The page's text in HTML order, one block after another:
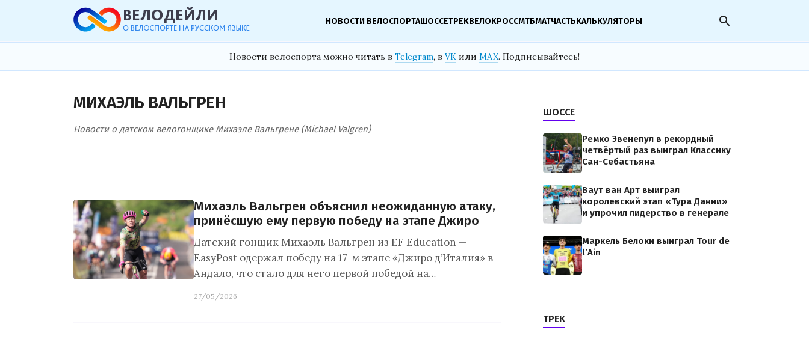
НОВОСТИ ВЕЛОСПОРТАШОССЕТРЕКВЕЛОКРОССМТБМАТЧАСТЬКАЛЬКУЛЯТОРЫ search
Новости велоспорта можно читать в Telegram, в VK или MAX. Подписывайтесь!
МИХАЭЛЬ ВАЛЬГРЕН
Новости о датском велогонщике Михаэле Вальгрене (Michael Valgren)
Михаэль Вальгрен объяснил неожиданную атаку,
принёсшую ему первую победу на этапе Джиро
Датский гонщик Михаэль Вальгрен из EF Education —
EasyPost одержал победу на 17-м этапе «Джиро д’Италия» в
Андало, что стало для него первой победой на…
27/05/2026
ШОССЕ
Ремко Эвенепул в рекордный
четвёртый раз выиграл Классику
Сан-Себастьяна
Ваут ван Арт выиграл
королевский этап «Тура Дании»
и упрочил лидерство в генерале
Маркель Белоки выиграл Tour de
l’Ain
ТРЕК